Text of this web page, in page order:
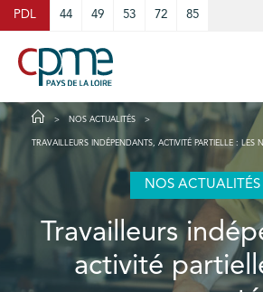
PDL 44 49 53 72 85
NOS ACTUALITÉS
TRAVAILLEURS INDÉPENDANTS, ACTIVITÉ PARTIELLE : LES
NOS ACTUALITÉS
Travailleurs
activité
Cookies management panel